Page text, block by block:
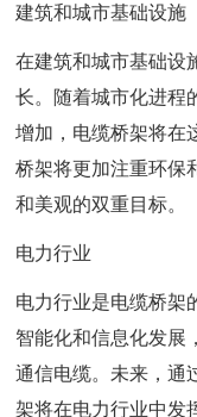
建筑和城市基础设施
在建筑和城市基础设
长。随着城市化进程
增加，电缆桥架将在
桥架将更加注重环保
和美观的双重目标。
电力行业
电力行业是电缆桥架
智能化和信息化发展
通信电缆。未来，通
架将在电力行业中发